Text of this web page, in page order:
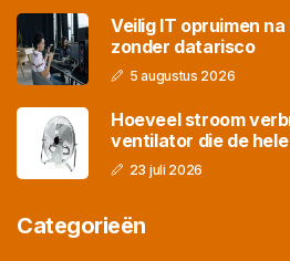
Veilig IT opruimen
zonder datarisco
5 augustus 2026
Hoeveel stroom
ventilator die de
23 juli 2026
Categorieën